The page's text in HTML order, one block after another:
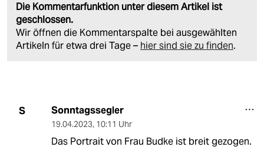
Die Kommentarfunktion unter diesem Artikel ist
geschlossen.
Wir öffnen die Kommentarspalte bei ausgewählten
Artikeln für etwa drei Tage – hier sind sie zu finden.
S Sonntagssegler
19.04.2023, 10:11 Uhr
Das Portrait von Frau Budke ist breit gezogen.